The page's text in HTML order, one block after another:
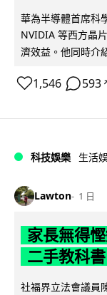
華為半導體首席科
NVIDIA 等西方晶
濟效益。他同時介
1,546 593
科技娛樂 生活
Lawton 1 日
家長無得
二手教科
社福界立法會議員